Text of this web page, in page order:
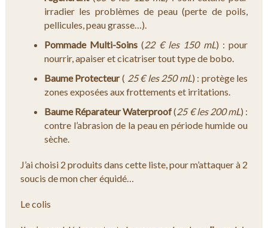
irradier les problèmes de peau (perte de poils,
pellicules, peau grasse…).
Pommade Multi-Soins (22 € les 150 mL) : pour
nourrir, apaiser et cicatriser tout type de bobo.
Baume Protecteur( 25 € les 250 mL) : protège les
zones exposées aux frottements et irritations.
Baume Réparateur Waterproof(25 € les 200 mL) :
contre l’abrasion de la peau en période humide ou
sèche.
J’ai choisi 2 produits dans cette liste, pour m’attaquer à 2
soucis de mon cher équidé…
Le colis